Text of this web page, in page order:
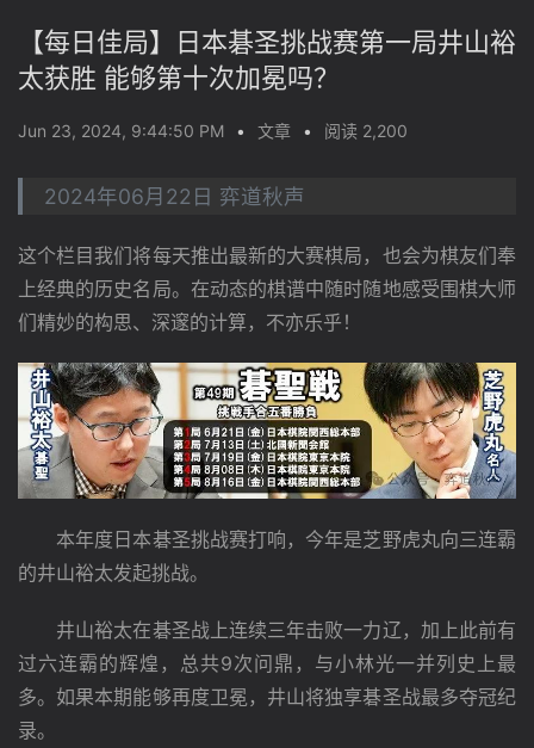
【每日佳局】日本碁圣挑战赛第一局井山裕
太获胜 能够第十次加冕吗？
Jun 23, 2024, 9:44:50 PM • 文章 • 阅读 2,200
2024年06月22日 弈道秋声
这个栏目我们将每天推出最新的大赛棋局，也会为棋友们奉
上经典的历史名局。在动态的棋谱中随时随地感受围棋大师
们精妙的构思、深邃的计算，不亦乐乎！
本年度日本碁圣挑战赛打响，今年是芝野虎丸向三连霸
的井山裕太发起挑战。
井山裕太在碁圣战上连续三年击败一力辽，加上此前有
过六连霸的辉煌，总共9次问鼎，与小林光一并列史上最
多。如果本期能够再度卫冕，井山将独享碁圣战最多夺冠纪
录。